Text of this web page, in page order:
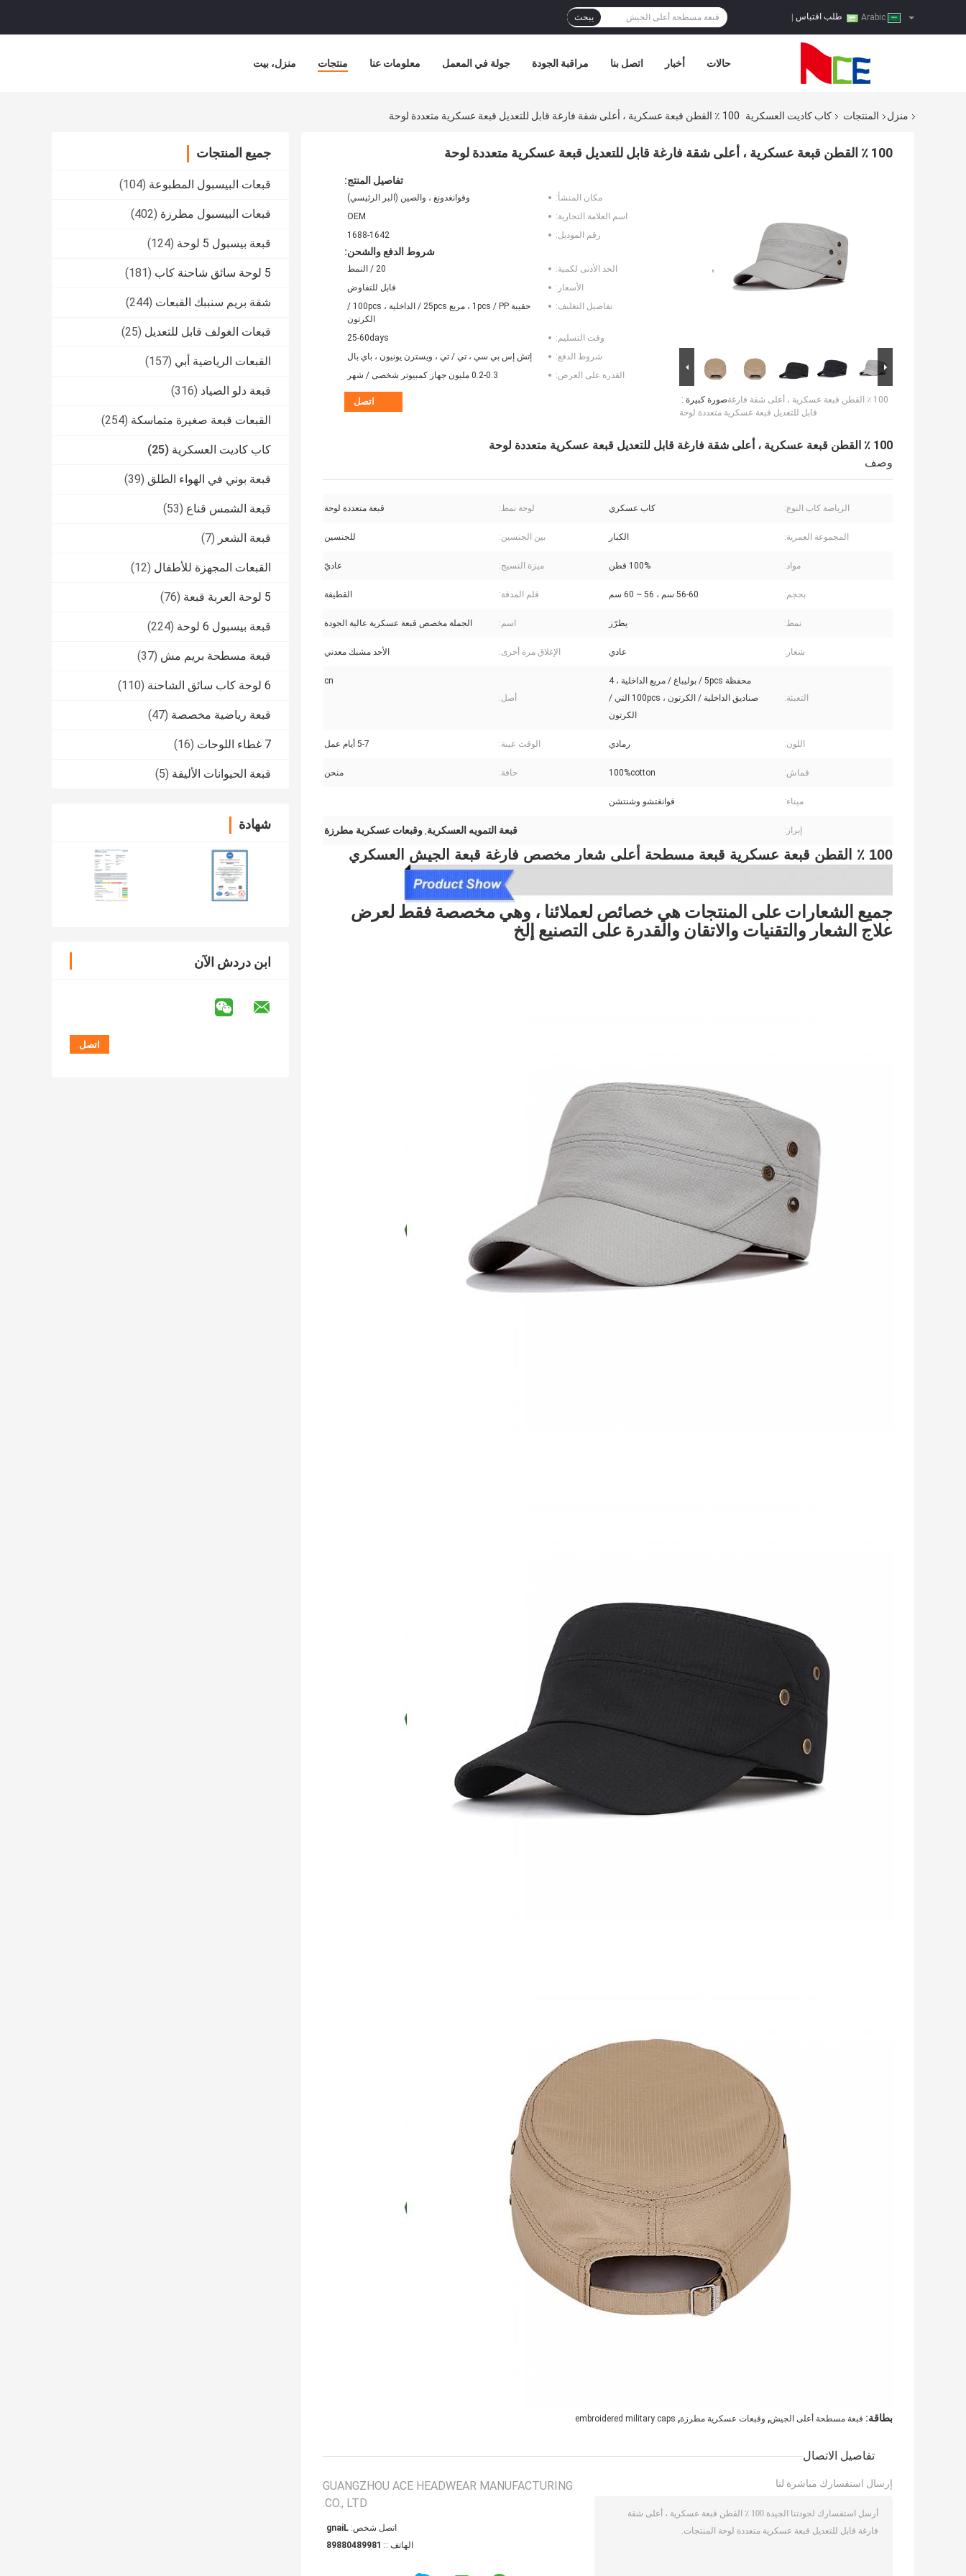
طلب اقتباس يبحث
منزل، بيت منتجات معلومات عنا جولة في المعمل مراقبة الجودة اتصل بنا أخبار حالات
منزل المنتجات كاب كاديت العسكرية 100 ٪ القطن قبعة عسكرية ، أعلى شقة فارغة قابل للتعديل قبعة عسكرية متعددة لوحة
جميع المنتجات
قبعات البيسبول المطبوعة (104)
قبعات البيسبول مطرزة (402)
قبعة بيسبول 5 لوحة (124)
5 لوحة سائق شاحنة كاب (181)
شقة بريم سنببك القبعات (244)
قبعات الغولف قابل للتعديل (25)
القبعات الرياضية أبي (157)
قبعة دلو الصياد (316)
القبعات قبعة صغيرة متماسكة (254)
كاب كاديت العسكرية (25)
قبعة بوني في الهواء الطلق (39)
قبعة الشمس قناع (53)
قبعة الشعر (7)
القبعات المجهزة للأطفال (12)
5 لوحة العربة قبعة (76)
قبعة بيسبول 6 لوحة (224)
قبعة مسطحة بريم مش (37)
6 لوحة كاب سائق الشاحنة (110)
قبعة رياضية مخصصة (47)
7 غطاء اللوحات (16)
قبعة الحيوانات الأليفة (5)
شهادة
ابن دردش الآن
100 ٪ القطن قبعة عسكرية ، أعلى شقة فارغة قابل للتعديل قبعة عسكرية متعددة لوحة
صورة كبيرة :100 ٪ القطن قبعة عسكرية ، أعلى شقة فارغة
قابل للتعديل قبعة عسكرية متعددة لوحة
تفاصيل المنتج:
مكان المنشأ:
وقوانغدونغ ، والصين (البر الرئيسي)
اسم العلامة التجارية:
OEM
رقم الموديل:
1688-1642
شروط الدفع والشحن:
الحد الأدنى لكمية:
20 / النمط
الأسعار:
قابل للتفاوض
تفاصيل التغليف:
حقيبة 1pcs / PP ، مربع 25pcs / الداخلية ، 100pcs /
الكرتون
وقت التسليم:
25-60days
شروط الدفع:
إتش إس بي سي ، تي / تي ، ويسترن يونيون ، باي بال
القدرة على العرض:
0.2-0.3 مليون جهاز كمبيوتر شخصى / شهر
اتصل
100 ٪ القطن قبعة عسكرية ، أعلى شقة فارغة قابل للتعديل قبعة عسكرية متعددة لوحة
وصف
الرياضة كاب النوع: كاب عسكري لوحة نمط: قبعة متعددة لوحة
المجموعة العمرية: الكبار بين الجنسين: للجنسين
مواد: 100% قطن ميزة النسيج: عاديّ
بحجم: 56-60 سم ، 56 ~ 60 سم قلم المدقة: القطيفة
نمط: يطرّز اسم: الجملة مخصص قبعة عسكرية عالية الجودة
شعار: عادي الإغلاق مرة أخرى: الأحد مشبك معدني
التعبئة:
محفظة 5pcs / بوليباغ / مربع الداخلية ، 4
صناديق الداخلية / الكرتون ، 100pcs التي /
الكرتون
أصل:
cn
اللون: رمادي الوقت عينة: 5-7 أيام عمل
قماش: 100%cotton حافة: منحن
ميناء: قوانغتشو وشنتشن
إبراز: قبعة التمويه العسكرية, وقبعات عسكرية مطرزة
100 ٪ القطن قبعة عسكرية قبعة مسطحة أعلى شعار مخصص فارغة قبعة الجيش العسكري
جميع الشعارات على المنتجات هي خصائص لعملائنا ، وهي مخصصة فقط لعرض
علاج الشعار والتقنيات والاتقان والقدرة على التصنيع إلخ
بطاقة: قبعة مسطحة أعلى الجيش, وقبعات عسكرية مطرزة,
embroidered military caps
تفاصيل الاتصال
GUANGZHOU ACE HEADWEAR MANUFACTURING
CO., LTD.
اتصل شخص: Liang
الهاتف :: 18998408898
إرسال استفسارك مباشرة لنا